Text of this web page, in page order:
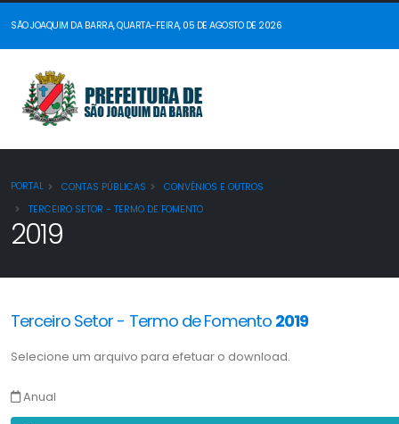
SÃO JOAQUIM DA BARRA, QUARTA-FEIRA, 05 DE AGOSTO DE 2026
PORTAL CONTAS PÚBLICAS
CONVÊNIOS E OUTROS
TERCEIRO SETOR - TERMO DE FOMENTO
2019
Terceiro Setor - Termo de Fomento 2019
Selecione um arquivo para efetuar o download.
Anual